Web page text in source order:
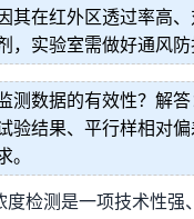
其在红外区透过率高
，实验室需做好通风防
测数据的有效性？解
验结果、平行样相对
。
度检测是一项技术性强